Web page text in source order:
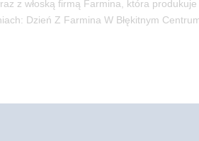
z włoską firmą Farmina, która produkuje
Dzień Z Farmina W Błękitnym